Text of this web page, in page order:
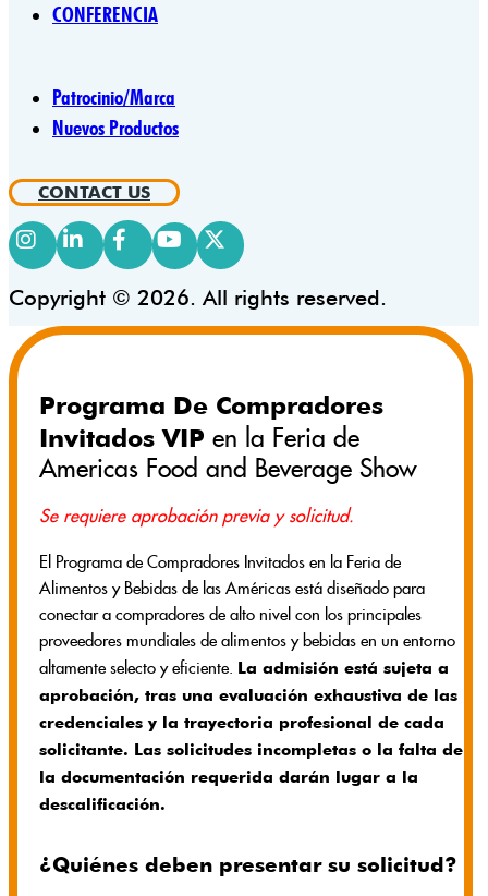
CONFERENCIA
Patrocinio/Marca
Nuevos Productos
CONTACT US
Copyright © 2026. All rights reserved.
Programa De Compradores
Invitados VIP en la Feria de
Americas Food and Beverage Show
Se requiere aprobación previa y solicitud.
El Programa de Compradores Invitados en la Feria de
Alimentos y Bebidas de las Américas está diseñado para
conectar a compradores de alto nivel con los principales
proveedores mundiales de alimentos y bebidas en un entorno
altamente selecto y eficiente. La admisión está sujeta a
aprobación, tras una evaluación exhaustiva de las
credenciales y la trayectoria profesional de cada
solicitante. Las solicitudes incompletas o la falta de
la documentación requerida darán lugar a la
descalificación.
¿Quiénes deben presentar su solicitud?